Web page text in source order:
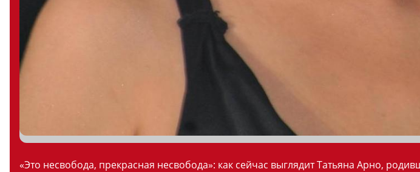
«Это несвобода, прекрасная несвобода»: как сейчас выглядит Татьяна Арно,